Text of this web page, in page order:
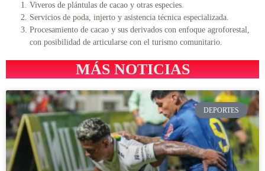
Viveros de plántulas de cacao y otras especies.
Servicios de poda, injerto y asistencia técnica especializada.
Procesamiento de cacao y sus derivados con enfoque agroforestal,
con posibilidad de articularse con el turismo comunitario.
MÁS NOTICIAS
DEPORTES